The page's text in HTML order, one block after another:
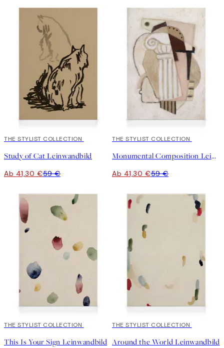
30%*
THE STYLIST COLLECTION
Study of Cat Leinwandbild
Ab 41,30 €59 €
30%*
THE STYLIST COLLECTION
Monumental Composition Leinwandbild
Ab 41,30 €59 €
30%*
THE STYLIST COLLECTION
This Is Your Sign Leinwandbild
30%*
THE STYLIST COLLECTION
Around the World Leinwandbild